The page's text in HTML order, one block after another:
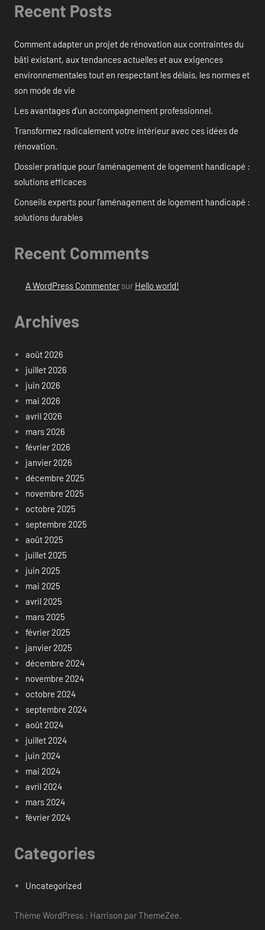
Recent Posts
Comment adapter un projet de rénovation aux contraintes du
bâti existant, aux tendances actuelles et aux exigences
environnementales tout en respectant les délais, les normes et
son mode de vie
Les avantages d’un accompagnement professionnel.
Transformez radicalement votre intérieur avec ces idées de
rénovation.
Dossier pratique pour l’aménagement de logement handicapé :
solutions efficaces
Conseils experts pour l’aménagement de logement handicapé :
solutions durables
Recent Comments
A WordPress Commentersur Hello world!
Archives
août 2026
juillet 2026
juin 2026
mai 2026
avril 2026
mars 2026
février 2026
janvier 2026
décembre 2025
novembre 2025
octobre 2025
septembre 2025
août 2025
juillet 2025
juin 2025
mai 2025
avril 2025
mars 2025
février 2025
janvier 2025
décembre 2024
novembre 2024
octobre 2024
septembre 2024
août 2024
juillet 2024
juin 2024
mai 2024
avril 2024
mars 2024
février 2024
Categories
Uncategorized
Thème WordPress : Harrison par ThemeZee.